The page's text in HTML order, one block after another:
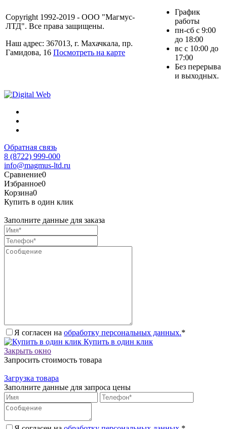
Copyright 1992-2019 - ООО "Магмус-
ЛТД". Все права защищены.
Наш адрес: 367013, г. Махачкала, пр.
Гамидова, 16 Посмотреть на карте
График
работы
пн-сб с 9:00
до 18:00
вс с 10:00 до
17:00
Без перерыва
и выходных.
Обратная связь
8 (8722) 999-000
info@magmus-ltd.ru
Сравнение0
Избранное0
Корзина0
Купить в один клик
Заполните данные для заказа
Я согласен на обработку персональных данных.*
Купить в один клик
Закрыть окно
Запросить стоимость товара
Загрузка товара
Заполните данные для запроса цены